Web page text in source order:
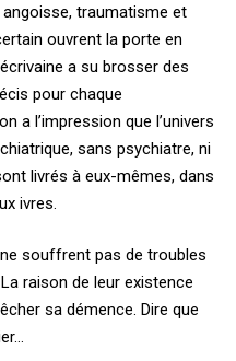
traumatisme et
ouvrent la porte en
a su brosser des
pour chaque
a l’impression que l’univers
sans psychiatre, ni
livrés à eux-mêmes, dans
ivres.
souffrent pas de troubles
raison de leur existence
sa démence. Dire que